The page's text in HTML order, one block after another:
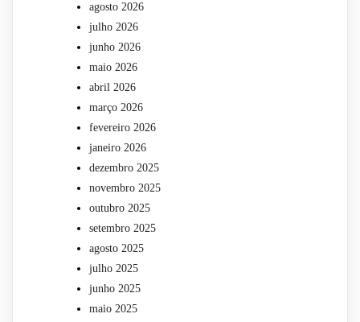
agosto 2026
julho 2026
junho 2026
maio 2026
abril 2026
março 2026
fevereiro 2026
janeiro 2026
dezembro 2025
novembro 2025
outubro 2025
setembro 2025
agosto 2025
julho 2025
junho 2025
maio 2025